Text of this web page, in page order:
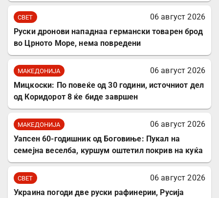
СВЕТ
06 август 2026
Руски дронови нападнаа германски товарен брод
во Црното Море, нема повредени
МАКЕДОНИЈА
06 август 2026
Мицкоски: По повеќе од 30 години, источниот дел
од Коридорот 8 ќе биде завршен
МАКЕДОНИЈА
06 август 2026
Уапсен 60-годишник од Боговиње: Пукал на
семејна веселба, куршум оштетил покрив на куќа
СВЕТ
06 август 2026
Украина погоди две руски рафинерии, Русија